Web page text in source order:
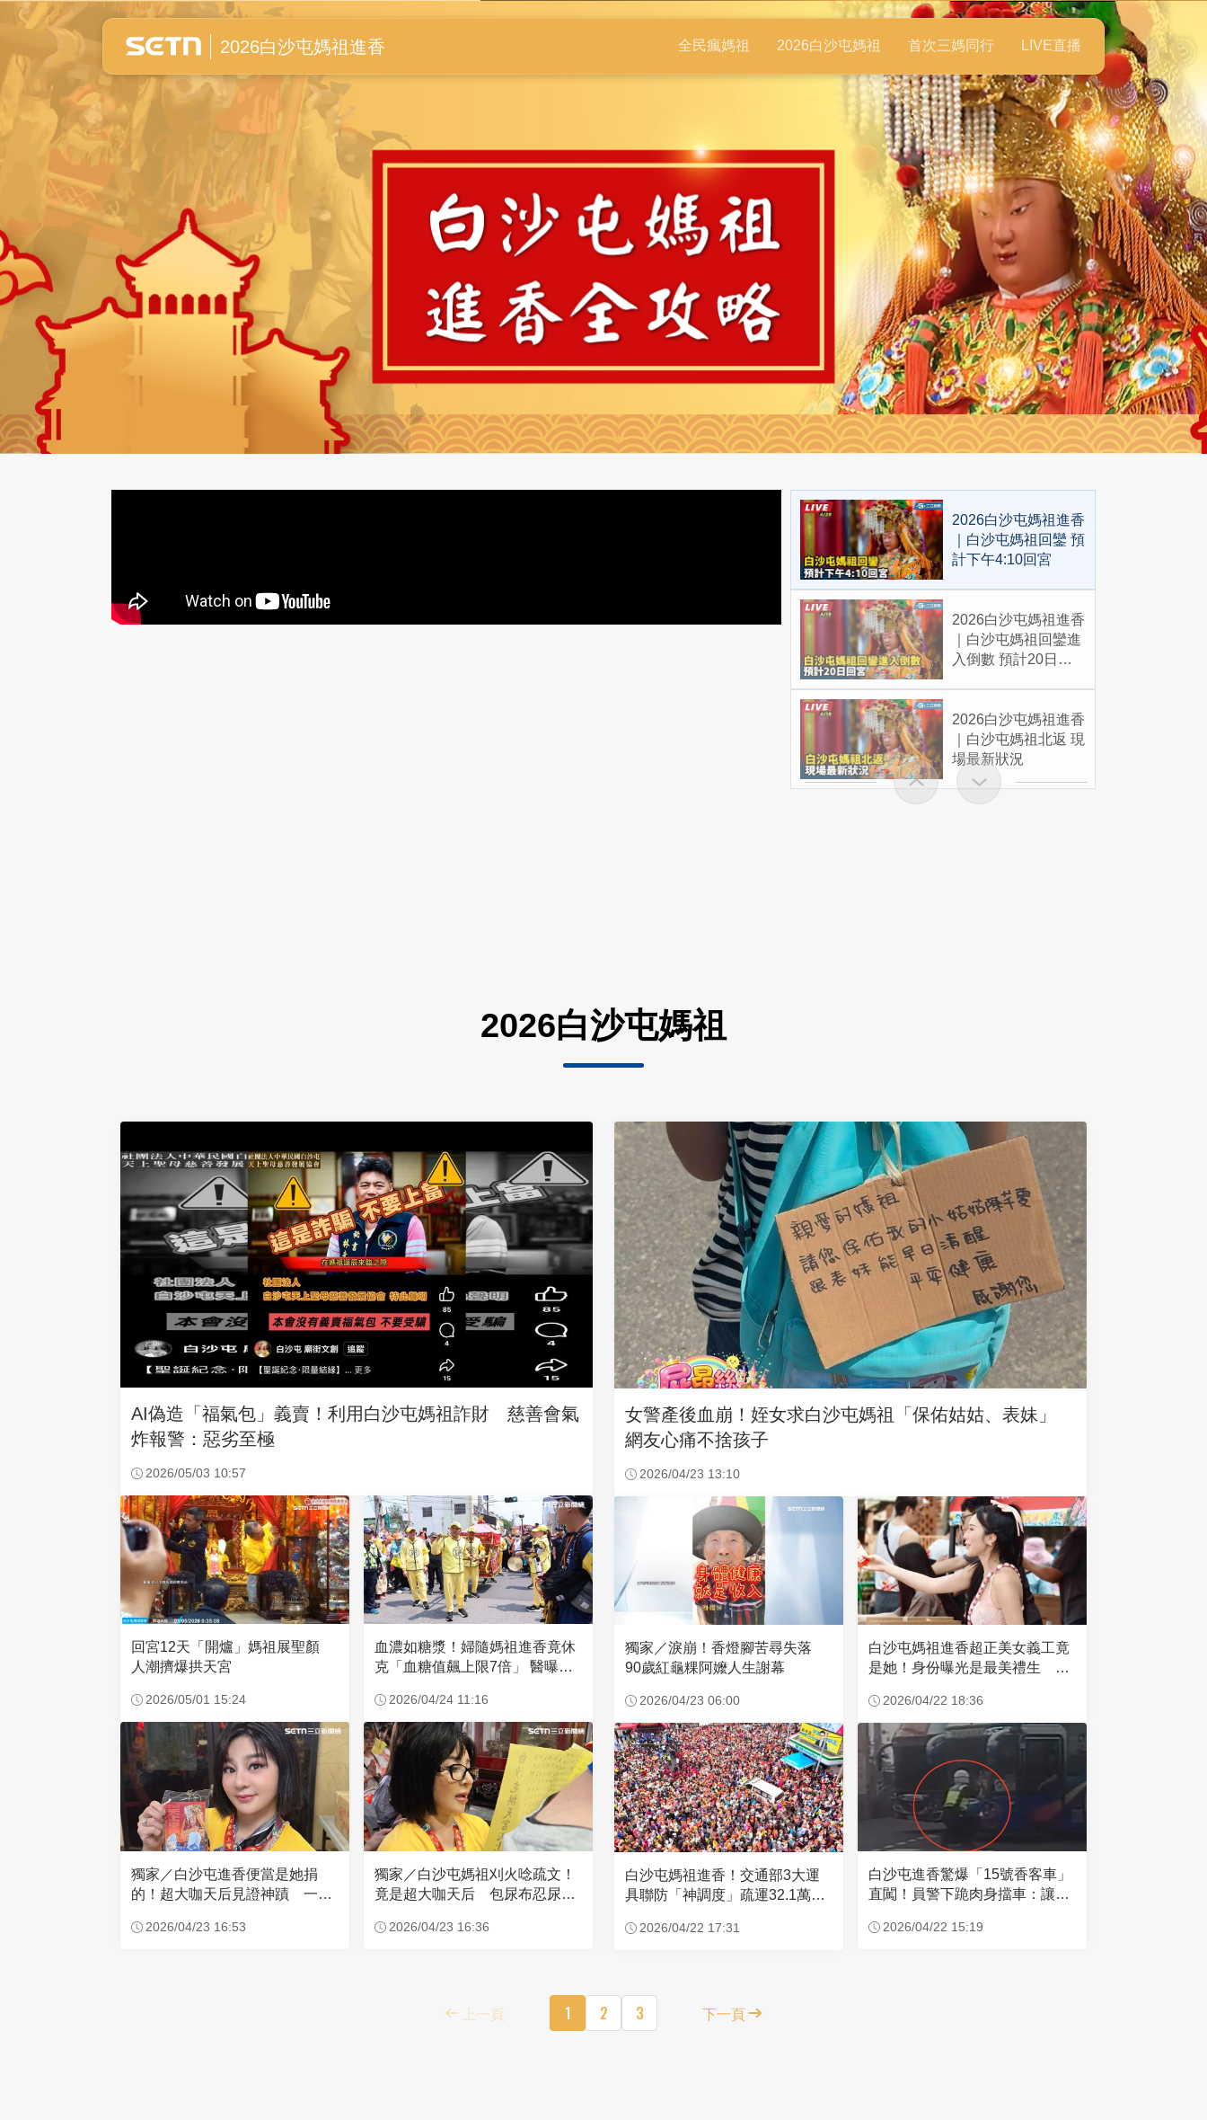
白沙屯媽祖進香全紀錄
2026白沙屯媽祖進香 全民瘋媽祖 2026白沙屯媽祖 首次三媽同行 LIVE直播
2026白沙屯媽祖進香
｜白沙屯媽祖回鑾 預
計下午4:10回宮
2026白沙屯媽祖進香
｜白沙屯媽祖回鑾進
入倒數 預計20日回
2026白沙屯媽祖進香
｜白沙屯媽祖北返 現
場最新狀況
2026白沙屯媽祖
AI偽造「福氣包」義賣！利用白沙屯媽祖詐財 慈善會氣
炸報警：惡劣至極
2026/05/03 10:57
回宮12天「開爐」媽祖展聖顏
人潮擠爆拱天宮
2026/05/01 15:24
血濃如糖漿！婦隨媽祖進香竟休
克「血糖值飆上限7倍」 醫曝原
2026/04/24 11:16
獨家／白沙屯進香便當是她捐
的！超大咖天后見證神蹟 一靠
2026/04/23 16:53
獨家／白沙屯媽祖刈火唸疏文！
竟是超大咖天后 包尿布忍尿5
2026/04/23 16:36
女警產後血崩！姪女求白沙屯媽祖「保佑姑姑、表妹」
網友心痛不捨孩子
2026/04/23 13:10
獨家／淚崩！香燈腳苦尋失落
90歲紅龜粿阿嬤人生謝幕
2026/04/23 06:00
白沙屯媽祖進香超正美女義工竟
是她！身份曝光是最美禮生 一
2026/04/22 18:36
白沙屯媽祖進香！交通部3大運
具聯防「神調度」疏運32.1萬創
2026/04/22 17:31
白沙屯進香驚爆「15號香客車」
直闖！員警下跪肉身擋車：讓行
2026/04/22 15:19
上一頁 1 2 3 下一頁